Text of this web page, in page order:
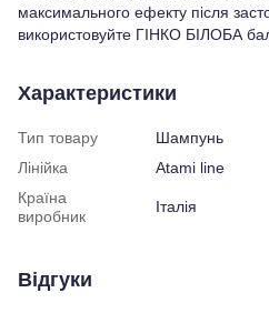
максимального ефекту після
використовуйте ГІНКО БІЛОБА
Характеристики
Тип товару
Шампунь
Лінійка
Atami line
Країна
виробник
Італія
Відгуки